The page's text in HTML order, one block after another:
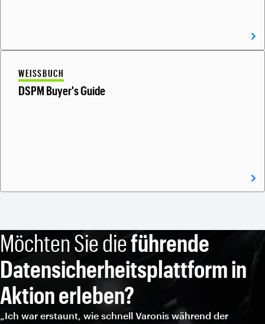
WEISSBUCH
DSPM Buyer's Guide
Möchten Sie dieführende
Datensicherheitsplattform in
Aktion erleben?
„Ich war erstaunt, wie schnell Varonis während der